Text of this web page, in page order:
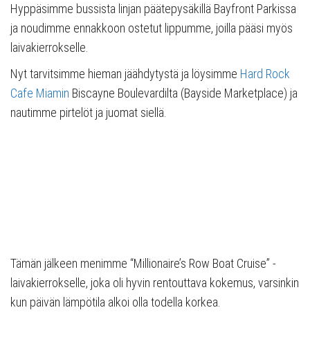
Hyppäsimme bussista linjan päätepysäkillä Bayfront Parkissa
ja noudimme ennakkoon ostetut lippumme, joilla pääsi myös
laivakierrokselle.
Nyt tarvitsimme hieman jäähdytystä ja löysimme Hard Rock
Cafe Miamin Biscayne Boulevardilta (Bayside Marketplace) ja
nautimme pirtelöt ja juomat siellä.
Tämän jälkeen menimme “Millionaire’s Row Boat Cruise” -
laivakierrokselle, joka oli hyvin rentouttava kokemus, varsinkin
kun päivän lämpötila alkoi olla todella korkea.